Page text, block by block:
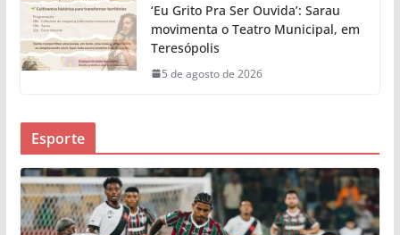
‘Eu Grito Pra Ser Ouvida’: Sarau
movimenta o Teatro Municipal, em
Teresópolis
5 de agosto de 2026
Esporte